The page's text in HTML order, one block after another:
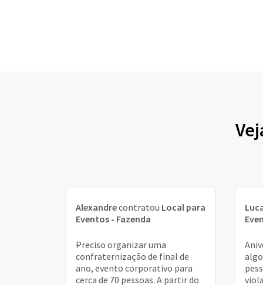
Alexandrecontratou Local para
Eventos - Fazenda
Preciso organizar uma
confraternização de final de
ano, evento corporativo para
cerca de 70 pessoas. A partir do